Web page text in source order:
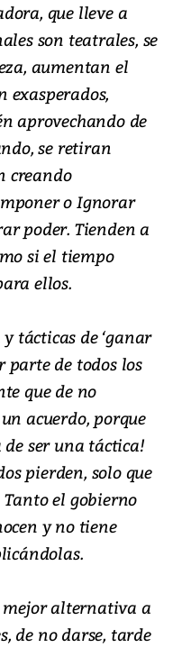
que lleve a
son teatrales, se
aumentan el
exasperados,
aprovechando de
se retiran
creando
o Ignorar
poder. Tienden a
si el tiempo
ellos.
tácticas de ‘ganar
parte de todos los
que de no
acuerdo, porque
ser una táctica!
pierden, solo que
Tanto el gobierno
y no tiene
mejor alternativa a
de no darse, tarde